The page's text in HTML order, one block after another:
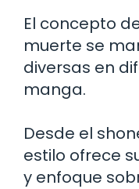
El concepto
muerte se
diversas en
manga.
Desde el
estilo ofrece
y enfoque